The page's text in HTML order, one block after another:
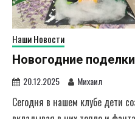
Наши Новости
Новогодние поделки
20.12.2025 Михаил
Сегодня в нашем клубе дети